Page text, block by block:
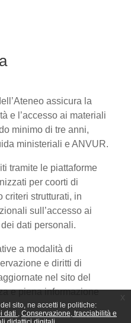
sito, ne accetti le politiche:
dati
Conservazione, tracciabilità e
assicura la
e l’accesso ai materiali
minimo di tre anni,
ministeriali e ANVUR.
tramite le piattaforme
per coorti di
criteri strutturati, in
sull’accesso ai
dati personali.
a modalità di
e diritti di
nel sito del
e piena informazione